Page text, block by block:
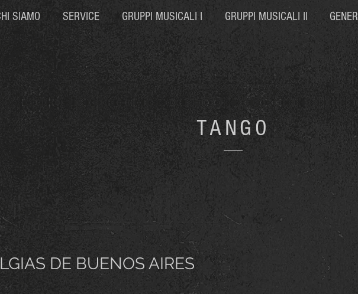
SIAMO SERVICE GRUPPI MUSICALI I GRUPPI MUSICALI II GENERI
TANGO
DE BUENOS AIRES